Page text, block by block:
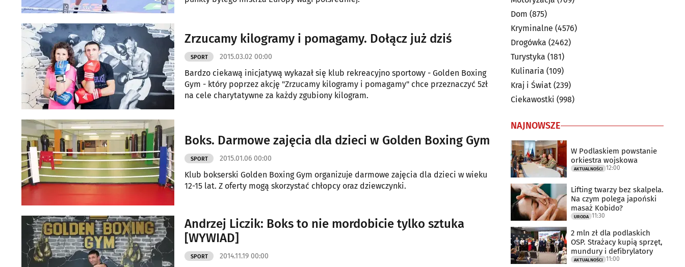
Zrzucamy kilogramy i pomagamy. Dołącz już dziś
SPORT 2015.03.02 00:00
Bardzo ciekawą inicjatywą wykazał się klub rekreacyjno sportowy - Golden Boxing
Gym - który poprzez akcję "Zrzucamy kilogramy i pomagamy" chce przeznaczyć 5zł
na cele charytatywne za każdy zgubiony kilogram.
Boks. Darmowe zajęcia dla dzieci w Golden Boxing Gym
SPORT 2015.01.06 00:00
Klub bokserski Golden Boxing Gym organizuje darmowe zajęcia dla dzieci w wieku
12-15 lat. Z oferty mogą skorzystać chłopcy oraz dziewczynki.
Andrzej Liczik: Boks to nie mordobicie tylko sztuka
[WYWIAD]
SPORT 2014.11.19 00:00
Dom (875)
Kryminalne (4576)
Drogówka (2462)
Turystyka (181)
Kulinaria (109)
Kraj i Świat (239)
Ciekawostki (998)
NAJNOWSZE
W Podlaskiem powstanie
orkiestra wojskowa
AKTUALNOŚCI 12:00
Lifting twarzy bez skalpela.
Na czym polega japoński
masaż Kobido?
URODA 11:30
2 mln zł dla podlaskich
OSP. Strażacy kupią sprzęt,
mundury i defibrylatory
AKTUALNOŚCI 11:00